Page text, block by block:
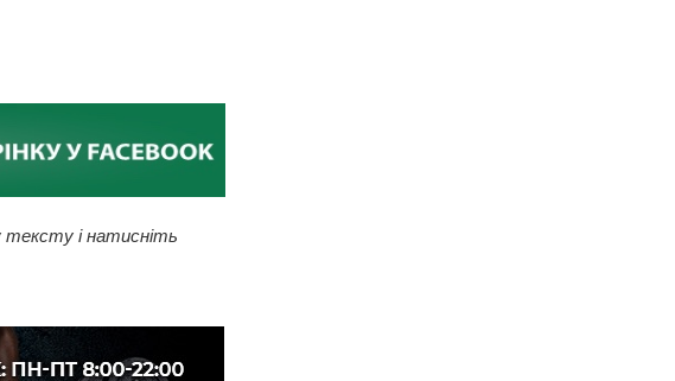
тексту і натисніть